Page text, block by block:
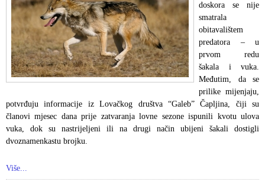
doskora se nije
smatrala
obitavalištem
predatora – u
prvom redu
šakala i vuka.
Međutim, da se
prilike mijenjaju,
potvrđuju informacije iz Lovačkog društva “Galeb” Čapljina, čiji su
članovi mjesec dana prije zatvaranja lovne sezone ispunili kvotu ulova
vuka, dok su nastrijeljeni ili na drugi način ubijeni šakali dostigli
dvoznamenkastu brojku.
Više...